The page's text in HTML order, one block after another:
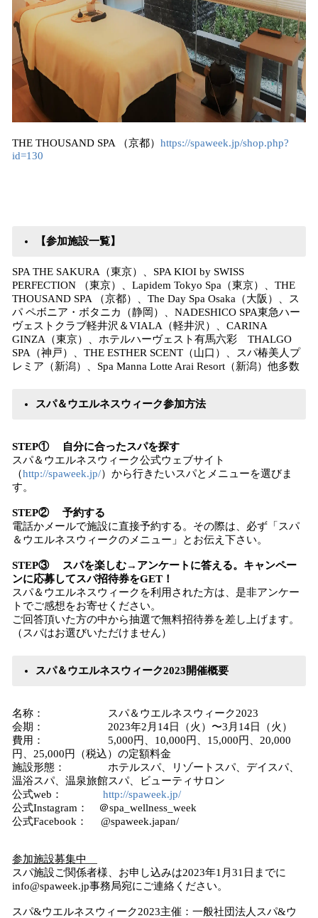
THE THOUSAND SPA （京都） https://spaweek.jp/shop.php?
id=130
【参加施設一覧】
SPA THE SAKURA（東京）、SPA KIOI by SWISS
PERFECTION （東京）、Lapidem Tokyo Spa（東京）、THE
THOUSAND SPA （京都）、The Day Spa Osaka（大阪）、ス
パ ペボニア・ボタニカ（静岡）、NADESHICO SPA東急ハー
ヴェストクラブ軽井沢＆VIALA（軽井沢）、CARINA
GINZA（東京）、ホテルハーヴェスト有馬六彩 THALGO
SPA（神戸）、THE ESTHER SCENT（山口）、スパ椿美人プ
レミア（新潟）、Spa Manna Lotte Arai Resort（新潟）他多数
スパ＆ウエルネスウィーク参加方法
STEP①
自分に合ったスパを探す
スパ＆ウエルネスウィーク公式ウェブサイト
（http://spaweek.jp/）から行きたいスパとメニューを選びま
す。
STEP②
予約する
電話かメールで施設に直接予約する。その際は、必ず「スパ
＆ウエルネスウィークのメニュー」とお伝え下さい。
STEP③ スパを楽しむ→アンケートに答える。 キャンペー
ンに応募してスパ招待券をGET ！
スパ＆ウエルネスウィークを利用された方は、是非アンケー
トでご感想をお寄せください。
ご回答頂いた方の中から抽選で無料招待券を差し上げます。
（スパはお選びいただけません）
スパ＆ウエルネスウィーク2023開催概要
名称： スパ＆ウエルネスウィーク2023
会期： 2023年2月14日（火）〜3月14日（火）
費用： 5,000円、10,000円、15,000円、20,000
円、25,000円（税込）の定額料金
施設形態： ホテルスパ、リゾートスパ、デイスパ、
温浴スパ、温泉旅館スパ、ビューティサロン
公式web： http://spaweek.jp/
公式Instagram： ＠spa_wellness_week
公式Facebook： @spaweek.japan/
参加施設募集中
スパ施設ご関係者様、お申し込みは2023年1月31日までに
info@spaweek.jp事務局宛にご連絡ください。
スパ&ウエルネスウィーク2023主催：一般社団法人スパ&ウ